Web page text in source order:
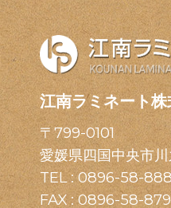
江南ラミネート
〒799-0101
愛媛県四国中央市
TEL :0896-58-
FAX : 0896-58-